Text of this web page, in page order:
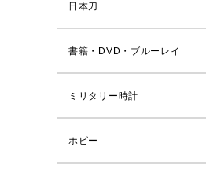
日本刀
書籍・DVD・ブルーレイ
ミリタリー時計
ホビー